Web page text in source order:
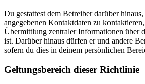
Du gestattest dem Betreiber darüber
angegebenen Kontaktdaten zu
Übermittlung zentraler Informationen über
ist. Darüber hinaus dürfen er und andere
sofern du dies in deinem persönlichen
Geltungsbereich dieser Richtlinie